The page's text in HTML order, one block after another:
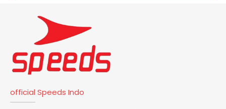
official Speeds Indo